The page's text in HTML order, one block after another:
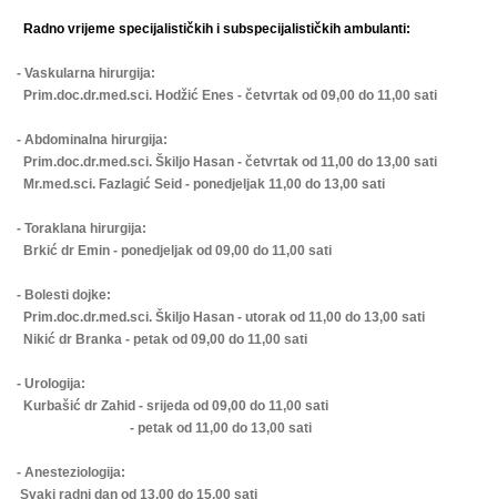
Radno vrijeme specijalističkih i subspecijalističkih ambulanti:
- Vaskularna hirurgija:
Prim.doc.dr.med.sci. Hodžić Enes - četvrtak od 09,00 do 11,00 sati
- Abdominalna hirurgija:
Prim.doc.dr.med.sci. Škiljo Hasan - četvrtak od 11,00 do 13,00 sati
Mr.med.sci. Fazlagić Seid - ponedjeljak 11,00 do 13,00 sati
- Toraklana hirurgija:
Brkić dr Emin - ponedjeljak od 09,00 do 11,00 sati
- Bolesti dojke:
Prim.doc.dr.med.sci. Škiljo Hasan - utorak od 11,00 do 13,00 sati
Nikić dr Branka - petak od 09,00 do 11,00 sati
- Urologija:
Kurbašić dr Zahid - srijeda od 09,00 do 11,00 sati
- petak od 11,00 do 13,00 sati
- Anesteziologija:
Svaki radni dan od 13,00 do 15,00 sati